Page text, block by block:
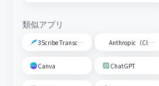
類似アプリ
3Scribe Transcription Anthropic（Claude）
Canva ChatGPT